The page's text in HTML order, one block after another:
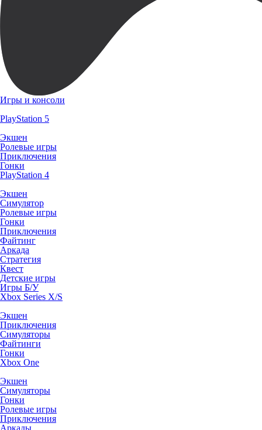
Игры и консоли
PlayStation 5
Экшен
Ролевые игры
Приключения
Гонки
PlayStation 4
Экшен
Симулятор
Ролевые игры
Гонки
Приключения
Файтинг
Аркада
Стратегия
Квест
Детские игры
Игры Б/У
Xbox Series X/S
Экшен
Приключения
Симуляторы
Файтинги
Гонки
Xbox One
Экшен
Симуляторы
Гонки
Ролевые игры
Приключения
Аркады